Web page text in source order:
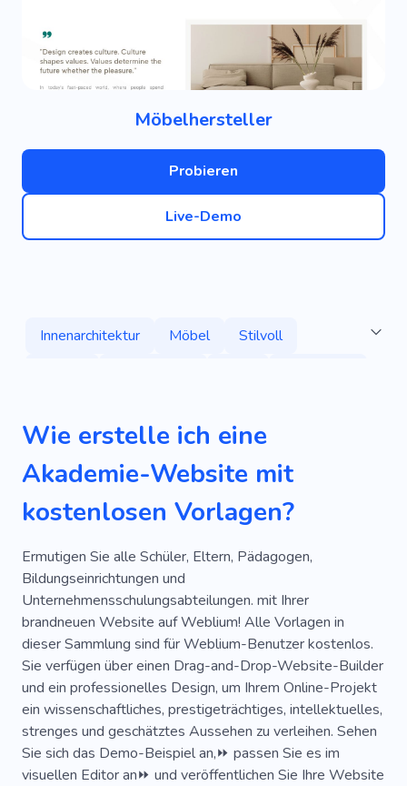
Möbelhersteller
Probieren
Live-Demo
Innenarchitektur Möbel
Stilvoll
Gemütlich
Einfach Bodenbelag
Dekor
Akademie
Akademie
Wohnung
Möbel Online
Wohnzimmermöbel
Gebrauchtmöbelgeschäfte
Sessel
Zimmer
Stühle Hartholz
Industriell
Material
Sauber
Akademie
Werkzeug
Funktionell
Zubehör
Schönheit
Designer
Lebensstil
Speichern
Boho E-Commerce
Toll
Wie erstelle ich eine
Akademie-Website mit
kostenlosen Vorlagen?
Ermutigen Sie alle Schüler, Eltern, Pädagogen,
Bildungseinrichtungen und
Unternehmensschulungsabteilungen. mit Ihrer
brandneuen Website auf Weblium! Alle Vorlagen in
dieser Sammlung sind für Weblium-Benutzer kostenlos.
Sie verfügen über einen Drag-and-Drop-Website-Builder
und ein professionelles Design, um Ihrem Online-Projekt
ein wissenschaftliches, prestigeträchtiges, intellektuelles,
strenges und geschätztes Aussehen zu verleihen. Sehen
Sie sich das Demo-Beispiel an,⏩ passen Sie es im
visuellen Editor an⏩ und veröffentlichen Sie Ihre Website